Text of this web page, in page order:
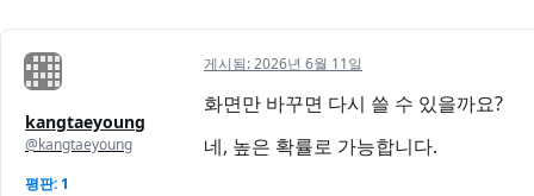
kangtaeyoung
@kangtaeyoung
평판: 1
게시됨:2026년 6월 11일
화면만 바꾸면 다시 쓸 수 있을까요?
​네, 높은 확률로 가능합니다.